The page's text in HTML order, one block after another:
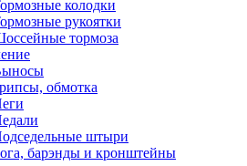
колодки
рукоятки
тормоза
обмотка
штыри
барэнды и кронштейны